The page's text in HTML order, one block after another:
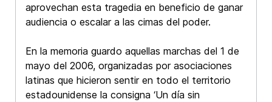
aprovechan esta tragedia en beneficio de ganar
audiencia o escalar a las cimas del poder.
En la memoria guardo aquellas marchas del 1 de
mayo del 2006, organizadas por asociaciones
latinas que hicieron sentir en todo el territorio
estadounidense la consigna ‘Un día sin